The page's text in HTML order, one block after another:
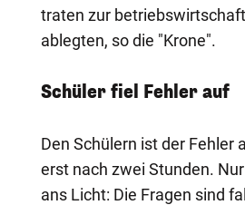
traten zur
ablegten, so die "Krone".
Schüler fiel Fehler auf
Den Schülern ist der Fehler
erst nach zwei Stunden.
ans Licht: Die Fragen sind